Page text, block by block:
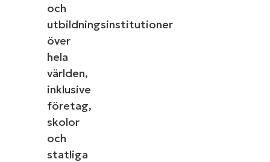
och
utbildningsinstitutioner
över
hela
världen,
inklusive
företag,
skolor
och
statliga